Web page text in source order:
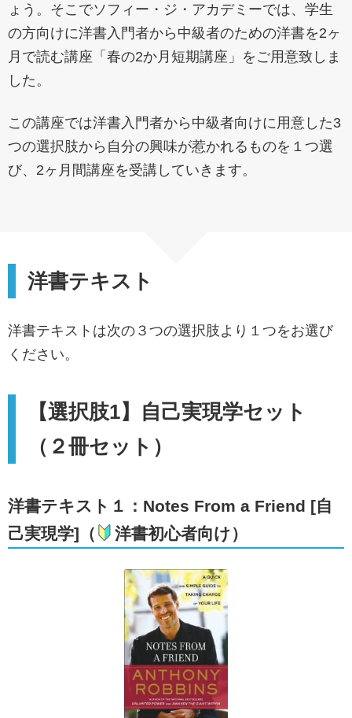
ょう。そこでソフィー・ジ・アカデミーでは、学生
の方向けに洋書入門者から中級者のための洋書を2ヶ
月で読む講座「春の2か月短期講座」をご用意致しま
した。
この講座では洋書入門者から中級者向けに用意した3
つの選択肢から自分の興味が惹かれるものを１つ選
び、2ヶ月間講座を受講していきます。
洋書テキスト
洋書テキストは次の３つの選択肢より１つをお選び
ください。
【選択肢1】自己実現学セット
（２冊セット）
洋書テキスト１：Notes From a Friend [自
己実現学]（
洋書初心者向け）